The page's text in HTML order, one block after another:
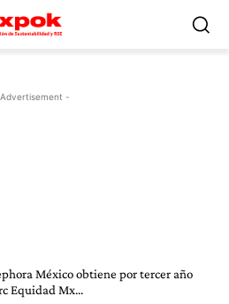
-
México obtiene por tercer año
Equidad Mx...